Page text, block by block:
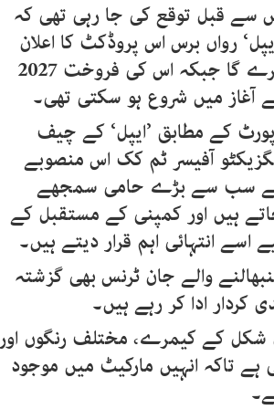
سے قبل توقع کی جا رہی تھی کہ
رواں برس اس پروڈکٹ کا اعلان
کرے گا جبکہ اس کی فروخت 2027
آغاز میں شروع ہو سکتی تھی۔
کے مطابق ’ایپل‘ کے چیف
آفیسر ٹم کک اس منصوبے
سب سے بڑے حامی سمجھے
ہیں اور کمپنی کے مستقبل کے
اسے انتہائی اہم قرار دیتے ہیں۔
والے جان ٹرنس بھی گزشتہ
ادا کر رہے ہیں۔
شکل کے کیمرے، مختلف رنگوں اور
تاکہ انہیں مارکیٹ میں موجود